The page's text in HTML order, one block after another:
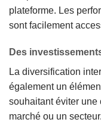
plateforme. Les
sont facilement
Des
La diversification
également un
souhaitant éviter une
marché ou un secteur.